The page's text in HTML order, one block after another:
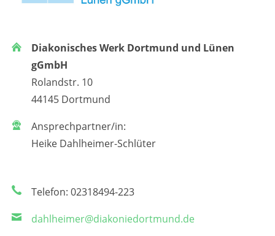
Diakonisches Werk Dortmund und Lünen
gGmbH
Rolandstr. 10
44145 Dortmund
Ansprechpartner/in:
Heike Dahlheimer-Schlüter
Telefon: 02318494-223
dahlheimer@diakoniedortmund.de